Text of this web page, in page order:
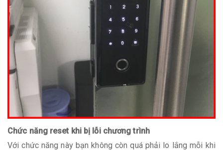
Chức năng reset khi bị lỗi chương trình
Với chức năng này bạn không còn quá phải lo lắng mỗi khi